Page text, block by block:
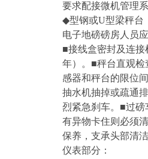
要求配接微机管理
◆型钢或U型梁秤台
电子地磅磅房人员
■接线盒密封及连接
年） 。 ■秤台直观检
感器和秤台的限位
抽水机抽掉或疏通
烈紧急刹车。 ■过磅
有异物卡住则必须
保养，支承头部清
仪表部分：